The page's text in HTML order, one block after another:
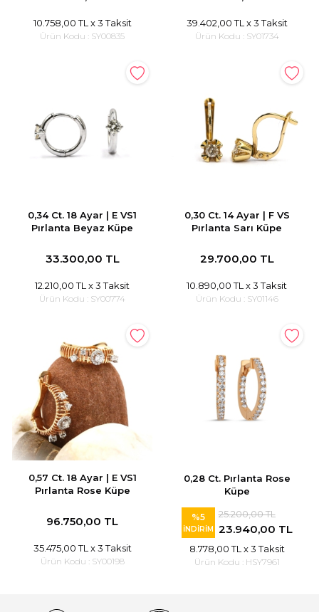
10.758,00 TL x 3 Taksit
Ürün Kodu : SY00835
39.402,00 TL x 3 Taksit
Ürün Kodu : SY01734
0,34 Ct. 18 Ayar | E VS1
Pırlanta Beyaz Küpe
33.300,00 TL
12.210,00 TL x 3 Taksit
Ürün Kodu : SY00774
0,30 Ct. 14 Ayar | F VS
Pırlanta Sarı Küpe
29.700,00 TL
10.890,00 TL x 3 Taksit
Ürün Kodu : SY01146
0,57 Ct. 18 Ayar | E VS1
Pırlanta Rose Küpe
96.750,00 TL
35.475,00 TL x 3 Taksit
Ürün Kodu : SY00198
0,28 Ct. Pırlanta Rose
Küpe
%5
İNDİRİM
25.200,00 TL
23.940,00 TL
8.778,00 TL x 3 Taksit
Ürün Kodu : HSY7961